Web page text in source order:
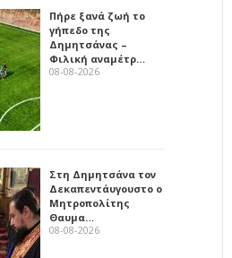
Πήρε ξανά ζωή το
γήπεδο της
Δημητσάνας –
Φιλική αναμέτρ…
08-08-2026
Στη Δημητσάνα τον
Δεκαπεντάυγουστο ο
Μητροπολίτης
Θαυμα…
08-08-2026